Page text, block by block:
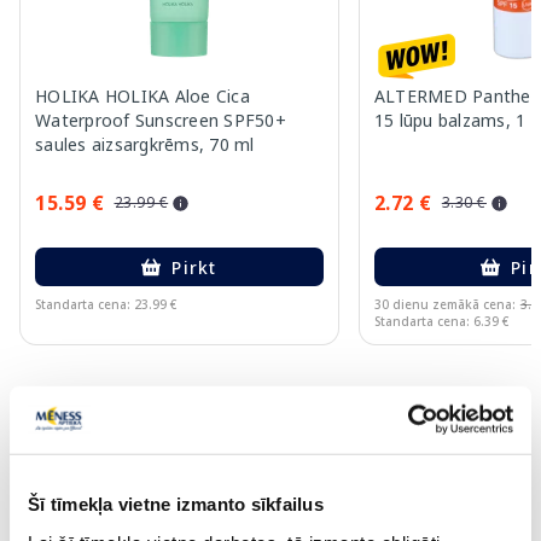
Šī tīmekļa vietne izmanto sīkfailus
HOLIKA HOLIKA Aloe Cica
Waterproof Sunscreen SPF50+
saules aizsargkrēms, 70 ml
15.59 € 23.99 €
Pirkt
Standarta cena: 23.99 €
ALTERMED
15 lūpu balzams, 1
2.72 € 3.30 €
30 dienu zemākā cena:
Standarta cena: 6.39 €
🍋 Izdevīgi pirkumi ar karti Veselība